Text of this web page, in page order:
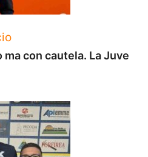
con cautela. La Juve